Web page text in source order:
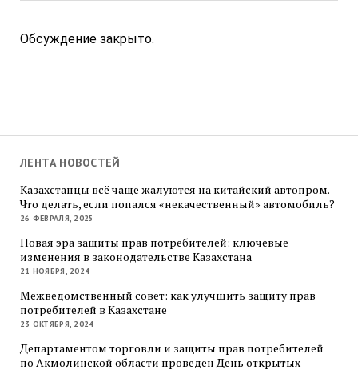
Обсуждение закрыто.
ЛЕНТА НОВОСТЕЙ
Казахстанцы всё чаще жалуются на китайский автопром.
Что делать, если попался «некачественный» автомобиль?
26 ФЕВРАЛЯ, 2025
Новая эра защиты прав потребителей: ключевые
изменения в законодательстве Казахстана
21 НОЯБРЯ, 2024
Межведомственный совет: как улучшить защиту прав
потребителей в Казахстане
23 ОКТЯБРЯ, 2024
Департаментом торговли и защиты прав потребителей
по Акмолинской области проведен День открытых